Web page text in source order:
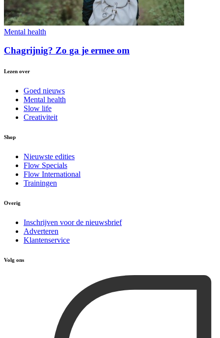
Mental health
Chagrijnig? Zo ga je ermee om
Lezen over
Goed nieuws
Mental health
Slow life
Creativiteit
Shop
Nieuwste edities
Flow Specials
Flow International
Trainingen
Overig
Inschrijven voor de nieuwsbrief
Adverteren
Klantenservice
Volg ons